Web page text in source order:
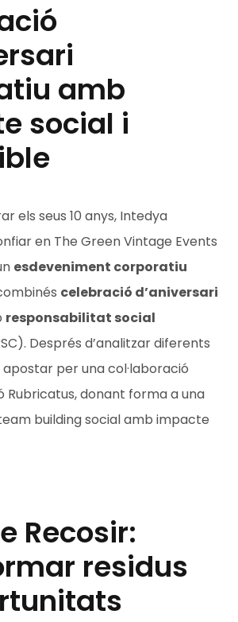
amb
social i
els seus 10 anys, Intedya
en The Green Vintage Events
esdeveniment corporatiu
celebració d’aniversari
responsabilitat social
Després d’analitzar diferents
per una col·laboració
Rubricatus, donant forma a una
building social amb impacte
Recosir:
residus